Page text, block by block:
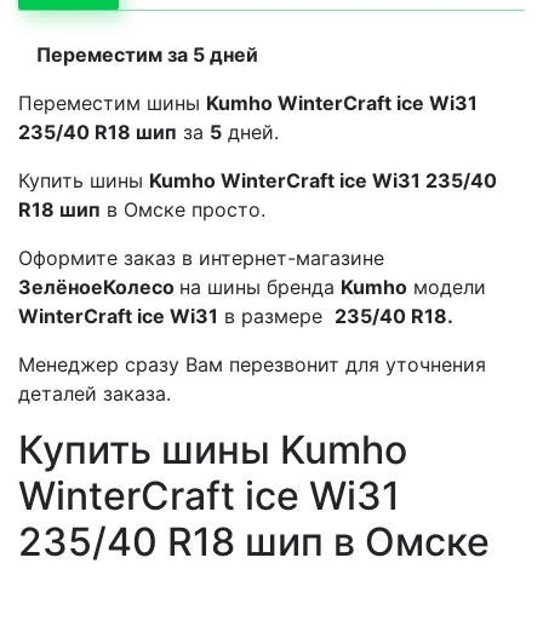
Переместим за 5 дней
Переместим шины Kumho WinterCraft ice Wi31
235/40 R18 шип за 5 дней.
Купить шины Kumho WinterCraft ice Wi31 235/40
R18 шип в Омске просто.
Оформите заказ в интернет-магазине
ЗелёноеКолесо на шины бренда Kumho модели
WinterCraft ice Wi31 в размере 235/40 R18.
Менеджер сразу Вам перезвонит для уточнения
деталей заказа.
Купить шины Kumho
WinterCraft ice Wi31
235/40 R18 шип в Омске